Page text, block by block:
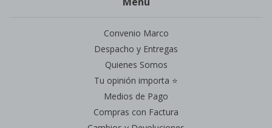
Convenio Marco
Despacho y Entregas
Quienes Somos
Tu opinión importa ⭐
Medios de Pago
Compras con Factura